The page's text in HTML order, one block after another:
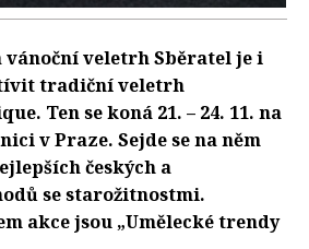
vánoční veletrh Sběratel je i
tradiční veletrh
Ten se koná 21. – 24. 11. na
v Praze. Sejde se na něm
českých a
se starožitnostmi.
akce jsou „Umělecké trendy